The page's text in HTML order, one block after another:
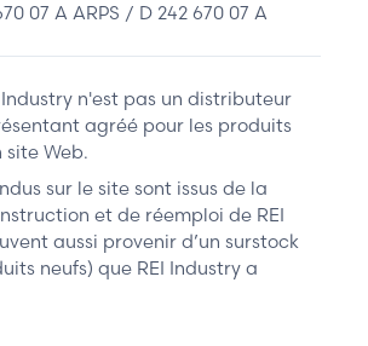
07 A ARPS / D 242 670 07 A
Industry n'est pas un distributeur
agréé pour les produits
site Web.
sur le site sont issus de la
et de réemploi de REI
aussi provenir d’un surstock
neufs) que REI Industry a